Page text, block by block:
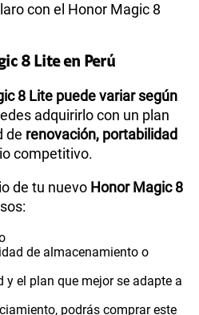
con el Honor Magic 8
8 Lite en Perú
8 Lite puede variar según
adquirirlo con un plan
de renovación, portabilidad
competitivo.
de tu nuevo Honor Magic 8
de almacenamiento o
y el plan que mejor se adapte a
podrás comprar este